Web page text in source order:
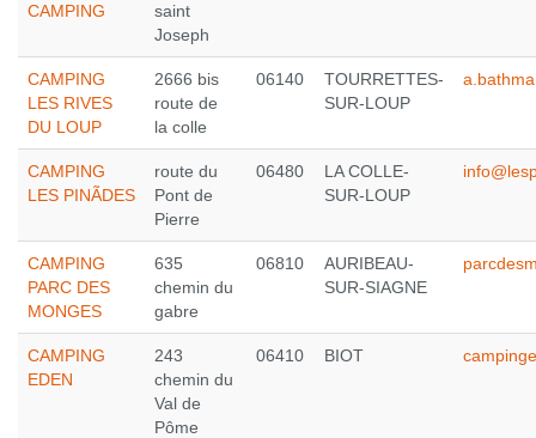
CAMPING
saint
Joseph
CAMPING
LES RIVES
DU LOUP
2666 bis
route de
la colle
06140
TOURRETTES-
SUR-LOUP
CAMPING
LES PINÃDES
route du
Pont de
Pierre
06480
LA COLLE-
SUR-LOUP
CAMPING
PARC DES
MONGES
635
chemin du
gabre
06810
AURIBEAU-
SUR-SIAGNE
CAMPING
EDEN
243
chemin du
Val de
Pôme
06410 BIOT